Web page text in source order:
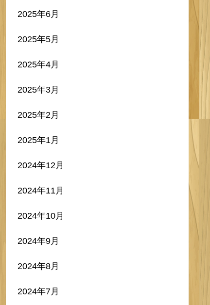
2025年6月
2025年5月
2025年4月
2025年3月
2025年2月
2025年1月
2024年12月
2024年11月
2024年10月
2024年9月
2024年8月
2024年7月